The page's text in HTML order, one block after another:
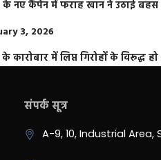
नए कैंपेन में फराह खान ने उठाई बहस
3, 2026
कारोबार में लिप्त गिरोहों के विरूद्ध
संपर्क सूत्र
A-9, 10, Industrial